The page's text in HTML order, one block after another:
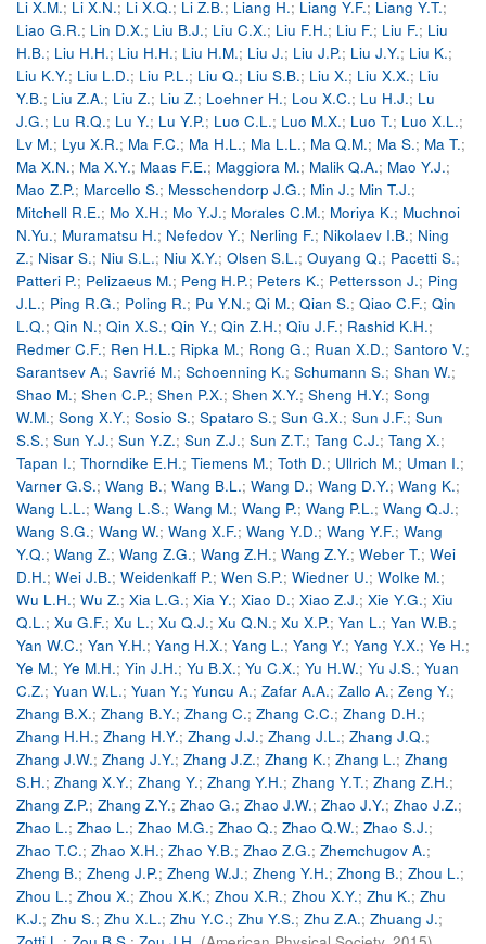
Li X.M.; Li X.N.; Li X.Q.; Li Z.B.; Liang H.; Liang Y.F.; Liang Y.T.;
Liao G.R.; Lin D.X.; Liu B.J.; Liu C.X.; Liu F.H.; Liu F.; Liu F.; Liu
H.B.; Liu H.H.; Liu H.H.; Liu H.M.; Liu J.; Liu J.P.; Liu J.Y.; Liu K.;
Liu K.Y.; Liu L.D.; Liu P.L.; Liu Q.; Liu S.B.; Liu X.; Liu X.X.; Liu
Y.B.; Liu Z.A.; Liu Z.; Liu Z.; Loehner H.; Lou X.C.; Lu H.J.; Lu
J.G.; Lu R.Q.; Lu Y.; Lu Y.P.; Luo C.L.; Luo M.X.; Luo T.; Luo X.L.;
Lv M.; Lyu X.R.; Ma F.C.; Ma H.L.; Ma L.L.; Ma Q.M.; Ma S.; Ma T.;
Ma X.N.; Ma X.Y.; Maas F.E.; Maggiora M.; Malik Q.A.; Mao Y.J.;
Mao Z.P.; Marcello S.; Messchendorp J.G.; Min J.; Min T.J.;
Mitchell R.E.; Mo X.H.; Mo Y.J.; Morales C.M.; Moriya K.; Muchnoi
N.Yu.; Muramatsu H.; Nefedov Y.; Nerling F.; Nikolaev I.B.; Ning
Z.; Nisar S.; Niu S.L.; Niu X.Y.; Olsen S.L.; Ouyang Q.; Pacetti S.;
Patteri P.; Pelizaeus M.; Peng H.P.; Peters K.; Pettersson J.; Ping
J.L.; Ping R.G.; Poling R.; Pu Y.N.; Qi M.; Qian S.; Qiao C.F.; Qin
L.Q.; Qin N.; Qin X.S.; Qin Y.; Qin Z.H.; Qiu J.F.; Rashid K.H.;
Redmer C.F.; Ren H.L.; Ripka M.; Rong G.; Ruan X.D.; Santoro V.;
Sarantsev A.; Savrié M.; Schoenning K.; Schumann S.; Shan W.;
Shao M.; Shen C.P.; Shen P.X.; Shen X.Y.; Sheng H.Y.; Song
W.M.; Song X.Y.; Sosio S.; Spataro S.; Sun G.X.; Sun J.F.; Sun
S.S.; Sun Y.J.; Sun Y.Z.; Sun Z.J.; Sun Z.T.; Tang C.J.; Tang X.;
Tapan I.; Thorndike E.H.; Tiemens M.; Toth D.; Ullrich M.; Uman I.;
Varner G.S.; Wang B.; Wang B.L.; Wang D.; Wang D.Y.; Wang K.;
Wang L.L.; Wang L.S.; Wang M.; Wang P.; Wang P.L.; Wang Q.J.;
Wang S.G.; Wang W.; Wang X.F.; Wang Y.D.; Wang Y.F.; Wang
Y.Q.; Wang Z.; Wang Z.G.; Wang Z.H.; Wang Z.Y.; Weber T.; Wei
D.H.; Wei J.B.; Weidenkaff P.; Wen S.P.; Wiedner U.; Wolke M.;
Wu L.H.; Wu Z.; Xia L.G.; Xia Y.; Xiao D.; Xiao Z.J.; Xie Y.G.; Xiu
Q.L.; Xu G.F.; Xu L.; Xu Q.J.; Xu Q.N.; Xu X.P.; Yan L.; Yan W.B.;
Yan W.C.; Yan Y.H.; Yang H.X.; Yang L.; Yang Y.; Yang Y.X.; Ye H.;
Ye M.; Ye M.H.; Yin J.H.; Yu B.X.; Yu C.X.; Yu H.W.; Yu J.S.; Yuan
C.Z.; Yuan W.L.; Yuan Y.; Yuncu A.; Zafar A.A.; Zallo A.; Zeng Y.;
Zhang B.X.; Zhang B.Y.; Zhang C.; Zhang C.C.; Zhang D.H.;
Zhang H.H.; Zhang H.Y.; Zhang J.J.; Zhang J.L.; Zhang J.Q.;
Zhang J.W.; Zhang J.Y.; Zhang J.Z.; Zhang K.; Zhang L.; Zhang
S.H.; Zhang X.Y.; Zhang Y.; Zhang Y.H.; Zhang Y.T.; Zhang Z.H.;
Zhang Z.P.; Zhang Z.Y.; Zhao G.; Zhao J.W.; Zhao J.Y.; Zhao J.Z.;
Zhao L.; Zhao L.; Zhao M.G.; Zhao Q.; Zhao Q.W.; Zhao S.J.;
Zhao T.C.; Zhao X.H.; Zhao Y.B.; Zhao Z.G.; Zhemchugov A.;
Zheng B.; Zheng J.P.; Zheng W.J.; Zheng Y.H.; Zhong B.; Zhou L.;
Zhou L.; Zhou X.; Zhou X.K.; Zhou X.R.; Zhou X.Y.; Zhu K.; Zhu
K.J.; Zhu S.; Zhu X.L.; Zhu Y.C.; Zhu Y.S.; Zhu Z.A.; Zhuang J.;